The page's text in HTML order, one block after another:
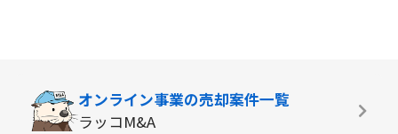
オンライン事業の売却案件一覧
ラッコM&A